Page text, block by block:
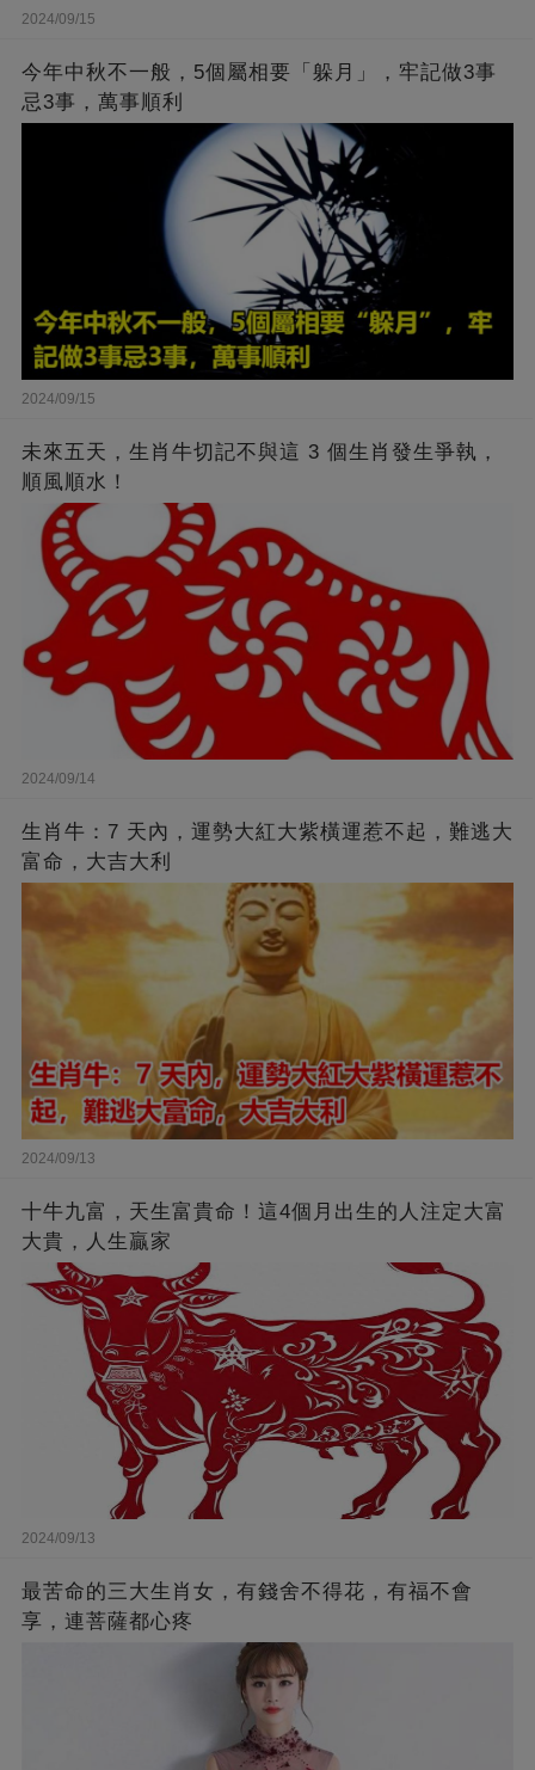
2024/09/15
今年中秋不一般，5個屬相要「躲月」，牢記做3事
忌3事，萬事順利
2024/09/15
未來五天，生肖牛切記不與這 3 個生肖發生爭執，
順風順水！
2024/09/14
生肖牛：7 天內，運勢大紅大紫橫運惹不起，難逃大
富命，大吉大利
2024/09/13
十牛九富，天生富貴命！這4個月出生的人注定大富
大貴，人生贏家
2024/09/13
最苦命的三大生肖女，有錢舍不得花，有福不會
享，連菩薩都心疼